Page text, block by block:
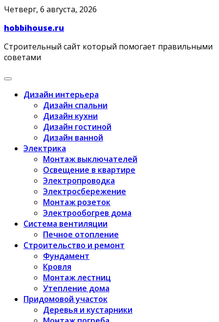
Skip
content
Четверг, 6 августа, 2026
hobbihouse.ru
Строительный сайт который помогает правильными
советами
Дизайн интерьера
Дизайн спальни
Дизайн кухни
Дизайн гостиной
Дизайн ванной
Электрика
Монтаж выключателей
Освещение в квартире
Электропроводка
Электросбережение
Монтаж розеток
Электрообогрев дома
Система вентиляции
Печное отопление
Строительство и ремонт
Фундамент
Кровля
Монтаж лестниц
Утепление дома
Придомовой участок
Деревья и кустарники